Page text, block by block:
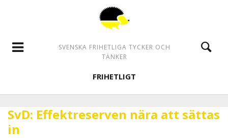
SVENSKA FRIHETLIGA TYCKER OCH
TÄNKER
FRIHETLIGT
SvD: Effektreserven nära att sättas
in